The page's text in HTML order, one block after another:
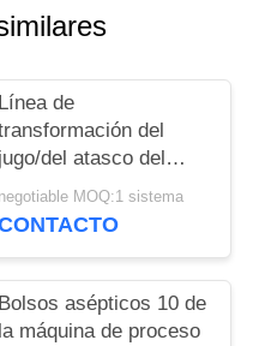
Línea de
del
jugo/del atasco del
mango de las frutas
frescas 10 - 200T/D
negotiable MOQ:1 sistema
Bolsos asépticos 10 de
la máquina de proceso